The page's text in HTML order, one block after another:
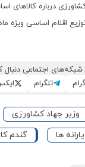
درباره کالاهای
اقلام اساسی ویژه
شبکه‌های اجتماعی دنبال
تلگرام
وزیر جهاد کشاورزی
ها
گندم